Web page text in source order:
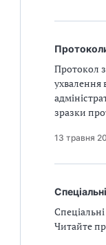
Протокол
ухвалення
зразки
13 травня
Читайте